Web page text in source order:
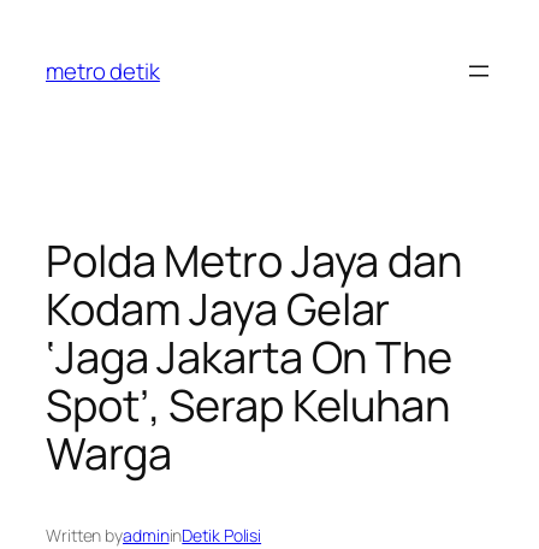
content
metro detik
Polda Metro Jaya dan
Kodam Jaya Gelar
‘Jaga Jakarta On The
Spot’, Serap Keluhan
Warga
Written byadmininDetik Polisi